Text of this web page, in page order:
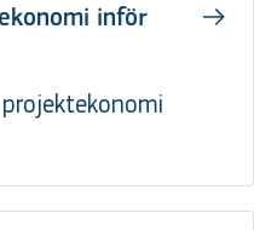
inför